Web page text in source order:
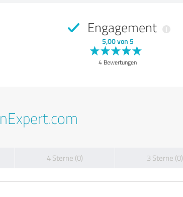
Engagement
5,00 von 5
4 Bewertungen
4 Sterne (0) 3 Sterne (0)